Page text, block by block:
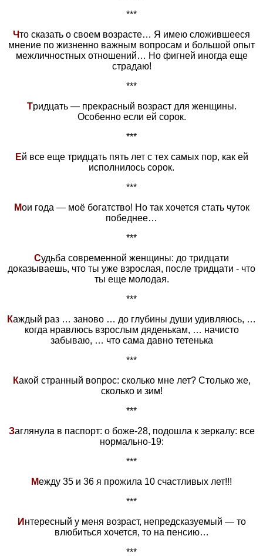
***
Что сказать о своем возрасте… Я имею сложившееся
мнение по жизненно важным вопросам и большой опыт
межличностных отношений… Но фигней иногда еще
страдаю!
***
Тридцать — прекрасный возраст для женщины.
Особенно если ей сорок.
***
Ей все еще тридцать пять лет с тех самых пор, как ей
исполнилось сорок.
***
Мои года — моё богатство! Но так хочется стать чуток
победнее…
***
Cудьба современной женщины: до тридцати
доказываешь, что ты уже взрослая, после тридцати - что
ты еще молодая.
***
Каждый раз … заново … до глубины души удивляюсь, …
когда нравлюсь взрослым дяденькам, … начисто
забываю, … что сама давно тетенька
***
Какой странный вопрос: сколько мне лет? Столько же,
сколько и зим!
***
Заглянула в паспорт: о боже-28, подошла к зеркалу: все
нормально-19:
***
Между 35 и 36 я прожила 10 счастливых лет!!!
***
И нтересный у меня возраст, непредсказуемый — то
влюбиться хочется, то на пенсию…
***